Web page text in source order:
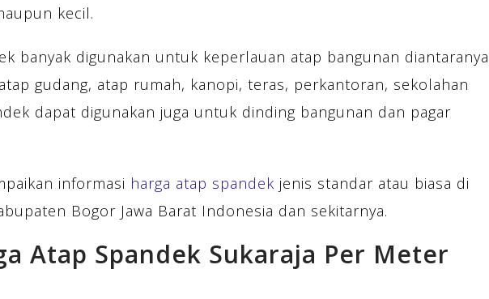
kecil.
banyak digunakan untuk keperlauan atap bangunan diantaranya
gudang, atap rumah, kanopi, teras, perkantoran, sekolahan
dapat digunakan juga untuk dinding bangunan dan pagar
informasi harga atap spandek jenis standar atau biasa di
Bogor Jawa Barat Indonesia dan sekitarnya.
Atap Spandek Sukaraja Per Meter